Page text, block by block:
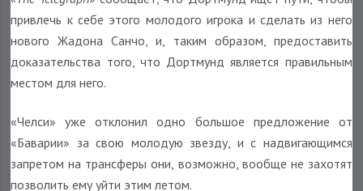
привлечь к себе этого молодого игрока и сделать из него
нового Жадона Санчо, и, таким образом, предоставить
доказательства того, что Дортмунд является правильным
местом для него.
«Челси» уже отклонил одно большое предложение от
«Баварии» за свою молодую звезду, и с надвигающимся
запретом на трансферы они, возможно, вообще не захотят
позволить ему уйти этим летом.